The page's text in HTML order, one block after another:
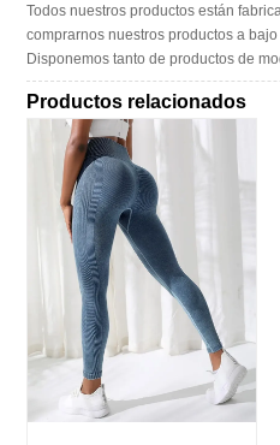
Todos nuestros productos están
comprarnos nuestros productos a
Disponemos tanto de productos de
Productos relacionados